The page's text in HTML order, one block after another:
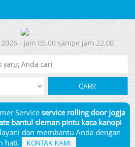
- jam 05.00 sampe jam 22.00
CARI!
Service service rolling door jogja
bantul sleman pintu kaca kanopi
dan membantu Anda dengan
hati.
KONTAK KAMI